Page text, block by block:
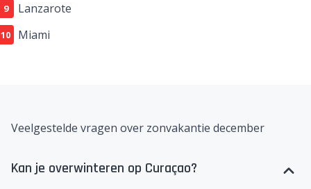
Lanzarote
Miami
Veelgestelde vragen over zonvakantie december
Kan je overwinteren op Curaçao?